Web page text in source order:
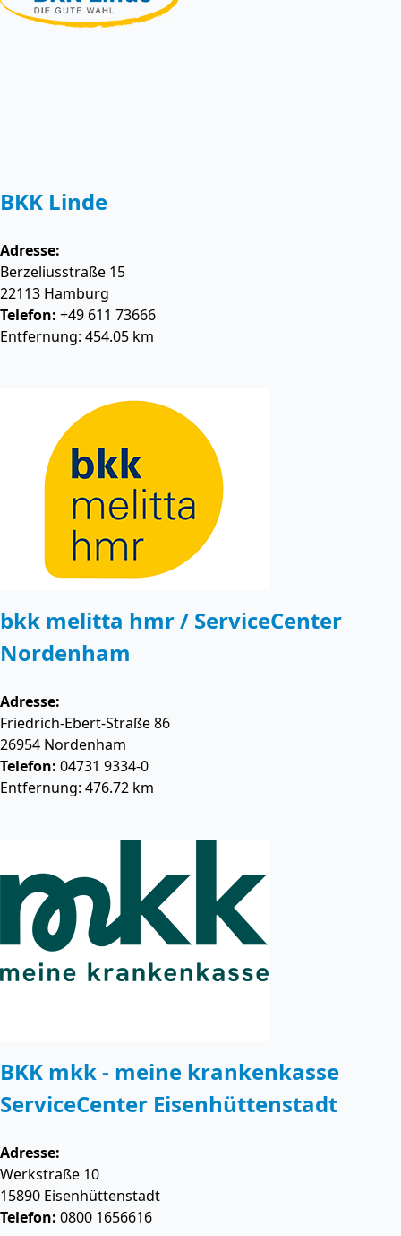
BKK Linde
Adresse:
Berzeliusstraße 15
22113 Hamburg
Telefon: +49 611 73666
Entfernung: 454.05 km
bkk melitta hmr / ServiceCenter
Nordenham
Adresse:
Friedrich-Ebert-Straße 86
26954 Nordenham
Telefon: 04731 9334-0
Entfernung: 476.72 km
BKK mkk - meine krankenkasse
ServiceCenter Eisenhüttenstadt
Adresse:
Werkstraße 10
15890 Eisenhüttenstadt
Telefon: 0800 1656616